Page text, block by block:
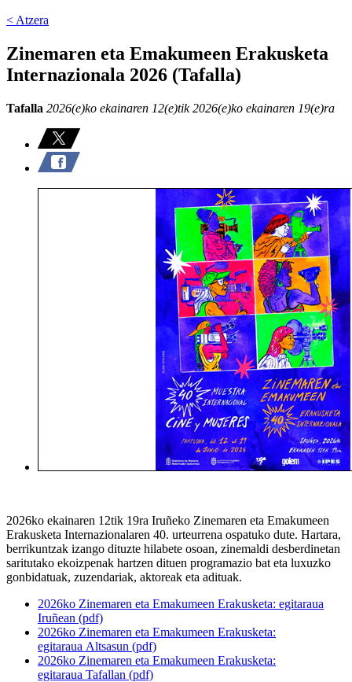
< Atzera
Zinemaren eta Emakumeen Erakusketa
Internazionala 2026 (Tafalla)
Tafalla 2026(e)ko ekainaren 12(e)tik 2026(e)ko ekainaren 19(e)ra
2026ko ekainaren 12tik 19ra Iruñeko Zinemaren eta Emakumeen
Erakusketa Internazionalaren 40. urteurrena ospatuko dute. Hartara,
berrikuntzak izango dituzte hilabete osoan, zinemaldi desberdinetan
saritutako ekoizpenak hartzen dituen programazio bat eta luxuzko
gonbidatuak, zuzendariak, aktoreak eta adituak.
2026ko Zinemaren eta Emakumeen Erakusketa: egitaraua
Iruñean (pdf)
2026ko Zinemaren eta Emakumeen Erakusketa:
egitaraua Altsasun (pdf)
2026ko Zinemaren eta Emakumeen Erakusketa:
egitaraua Tafallan (pdf)